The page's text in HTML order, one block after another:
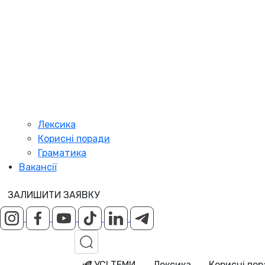
Лексика
Корисні поради
Граматика
Вакансії
ЗАЛИШИТИ ЗАЯВКУ